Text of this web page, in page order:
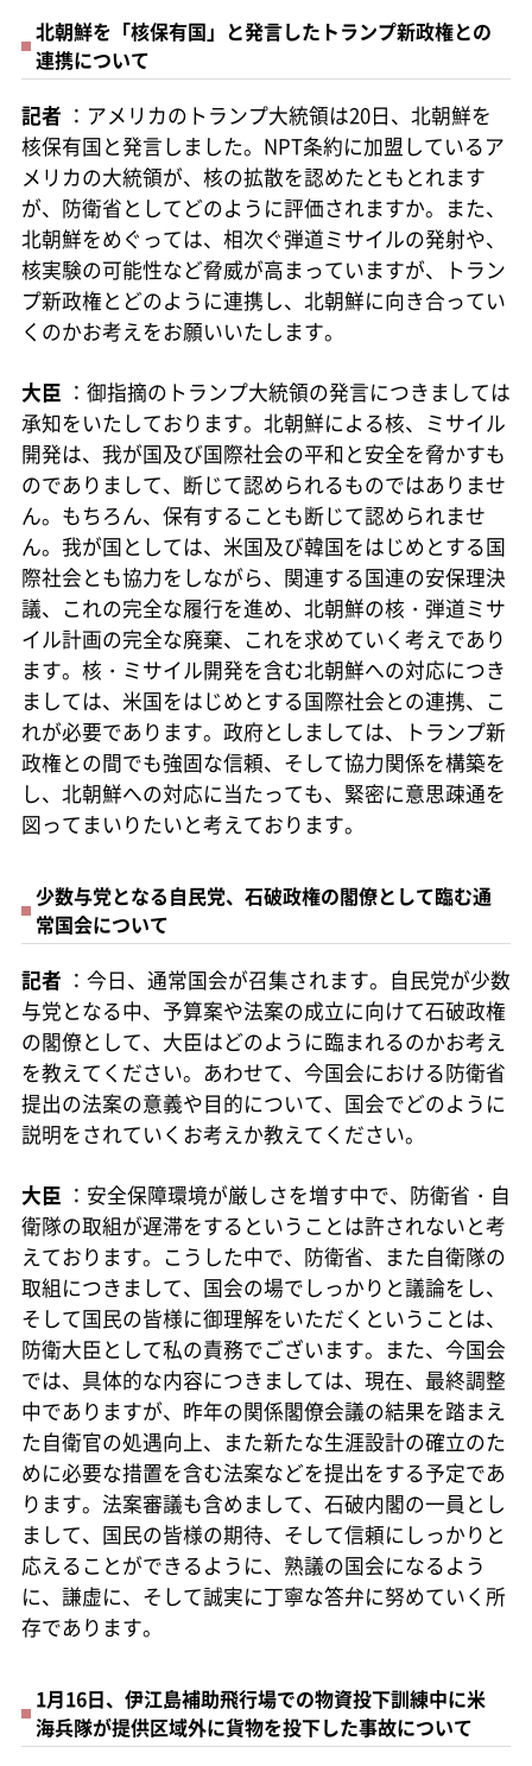
北朝鮮を「核保有国」と発言したトランプ新政権との
連携について
記者 ：アメリカのトランプ大統領は20日、北朝鮮を
核保有国と発言しました。NPT条約に加盟しているア
メリカの大統領が、核の拡散を認めたともとれます
が、防衛省としてどのように評価されますか。また、
北朝鮮をめぐっては、相次ぐ弾道ミサイルの発射や、
核実験の可能性など脅威が高まっていますが、トラン
プ新政権とどのように連携し、北朝鮮に向き合ってい
くのかお考えをお願いいたします。
大臣 ：御指摘のトランプ大統領の発言につきましては
承知をいたしております。北朝鮮による核、ミサイル
開発は、我が国及び国際社会の平和と安全を脅かすも
のでありまして、断じて認められるものではありませ
ん。もちろん、保有することも断じて認められませ
ん。我が国としては、米国及び韓国をはじめとする国
際社会とも協力をしながら、関連する国連の安保理決
議、これの完全な履行を進め、北朝鮮の核・弾道ミサ
イル計画の完全な廃棄、これを求めていく考えであり
ます。核・ミサイル開発を含む北朝鮮への対応につき
ましては、米国をはじめとする国際社会との連携、こ
れが必要であります。政府としましては、トランプ新
政権との間でも強固な信頼、そして協力関係を構築を
し、北朝鮮への対応に当たっても、緊密に意思疎通を
図ってまいりたいと考えております。
少数与党となる自民党、石破政権の閣僚として臨む通
常国会について
記者 ：今日、通常国会が召集されます。自民党が少数
与党となる中、予算案や法案の成立に向けて石破政権
の閣僚として、大臣はどのように臨まれるのかお考え
を教えてください。あわせて、今国会における防衛省
提出の法案の意義や目的について、国会でどのように
説明をされていくお考えか教えてください。
大臣 ：安全保障環境が厳しさを増す中で、防衛省・自
衛隊の取組が遅滞をするということは許されないと考
えております。こうした中で、防衛省、また自衛隊の
取組につきまして、国会の場でしっかりと議論をし、
そして国民の皆様に御理解をいただくということは、
防衛大臣として私の責務でございます。また、今国会
では、具体的な内容につきましては、現在、最終調整
中でありますが、昨年の関係閣僚会議の結果を踏まえ
た自衛官の処遇向上、また新たな生涯設計の確立のた
めに必要な措置を含む法案などを提出をする予定であ
ります。法案審議も含めまして、石破内閣の一員とし
まして、国民の皆様の期待、そして信頼にしっかりと
応えることができるように、熟議の国会になるよう
に、謙虚に、そして誠実に丁寧な答弁に努めていく所
存であります。
1月16日、伊江島補助飛行場での物資投下訓練中に米
海兵隊が提供区域外に貨物を投下した事故について